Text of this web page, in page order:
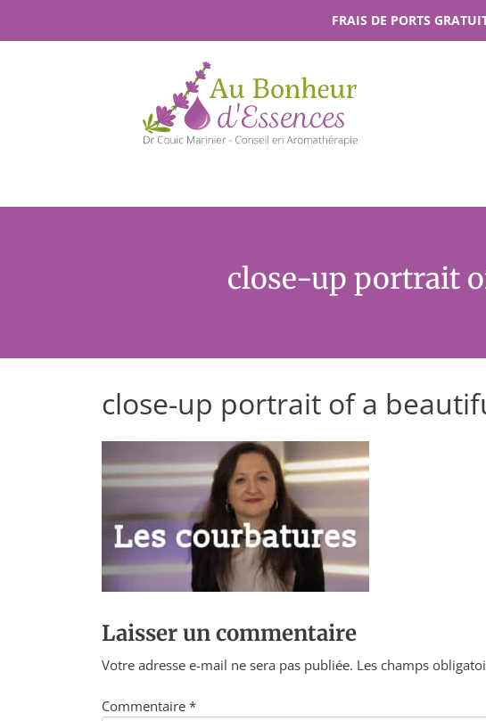
FRAIS DE PORTS
close-up portrait
close-up portrait of a
Laisser un commentaire
Votre adresse e-mail ne sera pas publiée. Les champs
Commentaire *